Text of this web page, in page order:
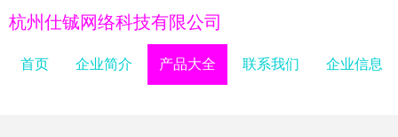
杭州仕铖网络科技有限公司
首页 企业简介 产品大全 联系我们 企业信息